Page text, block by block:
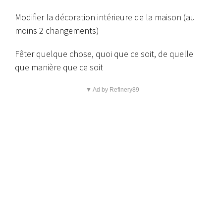
Modifier la décoration intérieure de la maison (au
moins 2 changements)
Fêter quelque chose, quoi que ce soit, de quelle
que manière que ce soit
▼ Ad by Refinery89